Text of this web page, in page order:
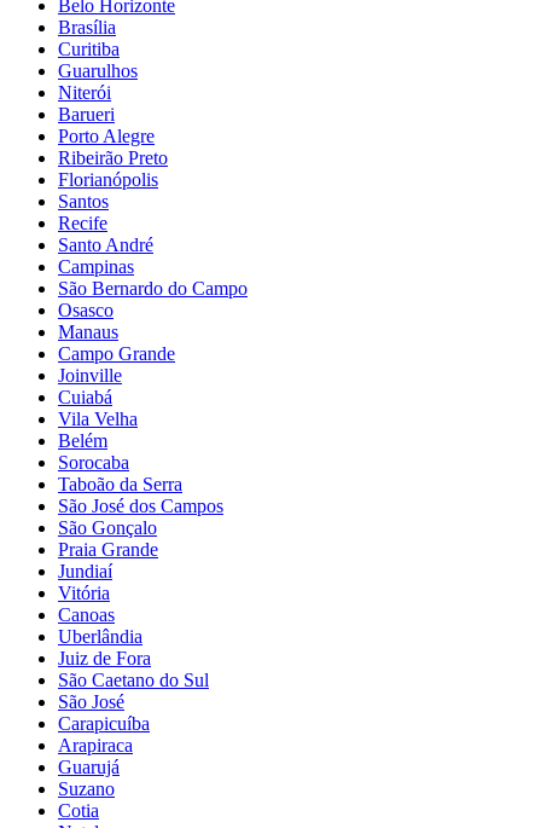
Belo Horizonte
Brasília
Curitiba
Guarulhos
Niterói
Barueri
Porto Alegre
Ribeirão Preto
Florianópolis
Santos
Recife
Santo André
Campinas
São Bernardo do Campo
Osasco
Manaus
Campo Grande
Joinville
Cuiabá
Vila Velha
Belém
Sorocaba
Taboão da Serra
São José dos Campos
São Gonçalo
Praia Grande
Jundiaí
Vitória
Canoas
Uberlândia
Juiz de Fora
São Caetano do Sul
São José
Carapicuíba
Arapiraca
Guarujá
Suzano
Cotia